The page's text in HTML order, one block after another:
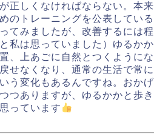
正しくなければならない。本
のトレーニングを公表してい
てみましたが、改善するには
は思っていました）ゆるか
、上あごに自然とつくように
せなくなり、通常の生活で常
う変化もあるんですね。おか
つありますが、ゆるかかと歩
っています